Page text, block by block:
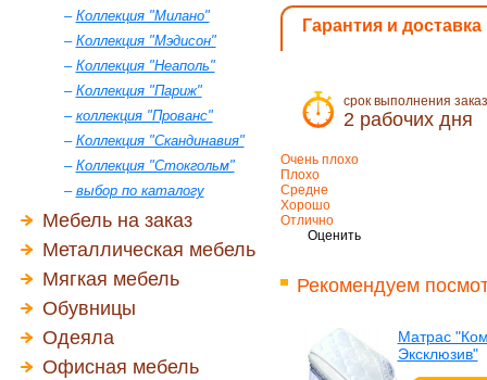
– Коллекция "Милано"
– Коллекция "Мэдисон"
– Коллекция "Неаполь"
– Коллекция "Париж"
– коллекция "Прованс"
– Коллекция "Скандинавия"
– Коллекция "Стокгольм"
– выбор по каталогу
Мебель на заказ
Металлическая мебель
Мягкая мебель
Обувницы
Одеяла
Офисная мебель
Гарантия и доставка
срок выполнения
2 рабочих дня
Очень плохо
Плохо
Средне
Хорошо
Отлично
Оценить
Рекомендуем
Матрас
Эксклюзив"